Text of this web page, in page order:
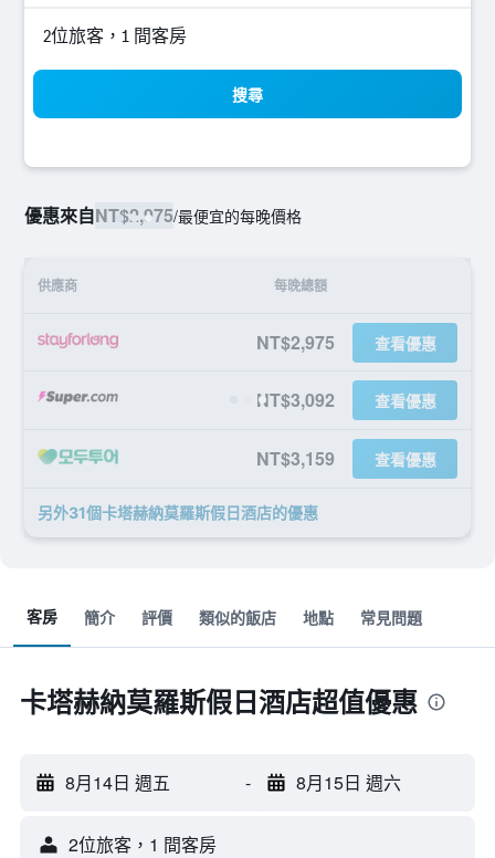
2位旅客，1 間客房
搜尋
優惠來自NT$2,975/最便宜的每晚價格
供應商 每晚總額
NT$2,975 查看優惠
NT$3,092 查看優惠
NT$3,159 查看優惠
另外31個卡塔赫納莫羅斯假日酒店​的優惠
客房 簡介 評價 類似的飯店 地點 常見問題
卡塔赫納莫羅斯假日酒店超值優惠
8月14日 週五 - 8月15日 週六
2位旅客，1 間客房